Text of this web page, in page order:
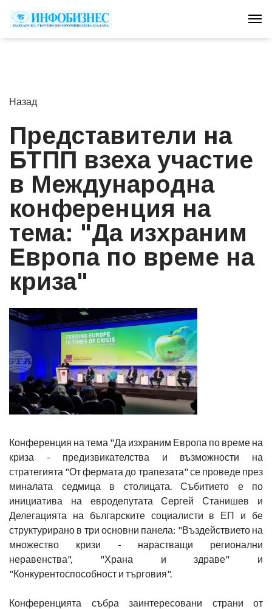
Назад
Представители на
БТПП взеха участие
в Международна
конференция на
тема: "Да изхраним
Европа по време на
криза"
Конференция на тема "Да изхраним Европа по време на
криза - предизвикателства и възможности на
стратегията "От фермата до трапезата" се проведе през
миналата седмица в столицата. Събитието е по
инициатива на евродепутата Сергей Станишев и
Делегацията на българските социалисти в ЕП и бе
структурирано в три основни панела: "Въздействието на
множество кризи - нарастващи регионални
неравенства", "Храна и здраве" и
"Конкурентоспособност и търговия".
Конференцията събра заинтересовани страни от